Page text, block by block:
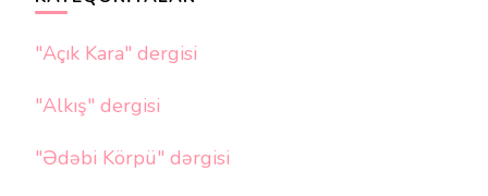
"Açık Kara" dergisi
"Alkış" dergisi
"Ədəbi Körpü" dərgisi